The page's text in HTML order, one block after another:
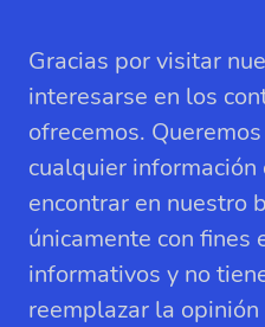
Gracias por visitar
interesarse en los
ofrecemos.
cualquier
encontrar en nuestro
únicamente con fines
informativos y no
reemplazar la